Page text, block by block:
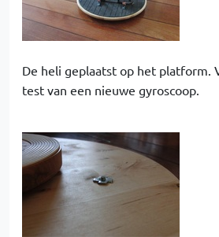
De heli geplaatst op het platform.
test van een nieuwe gyroscoop.